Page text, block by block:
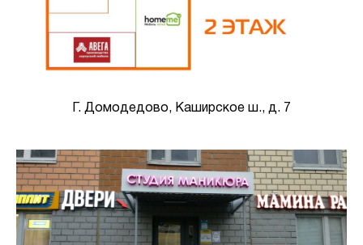
Г. Домодедово, Каширское ш., д. 7